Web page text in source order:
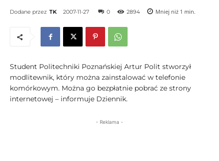
Dodane przez TK 2007-11-27 0 2894 Mniej niż 1 min.
Student Politechniki Poznańskiej Artur Polit stworzył
modlitewnik, który można zainstalować w telefonie
komórkowym. Można go bezpłatnie pobrać ze strony
internetowej – informuje Dziennik.
- Reklama -